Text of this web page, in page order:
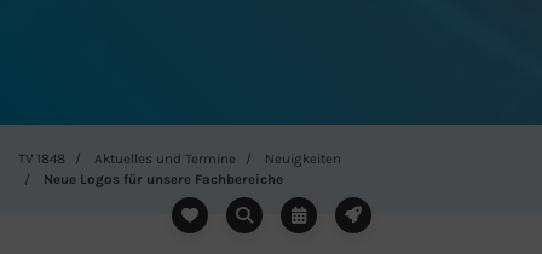
TV 1848 Aktuelles und Termine
Neuigkeiten
Neue Logos für unsere Fachbereiche